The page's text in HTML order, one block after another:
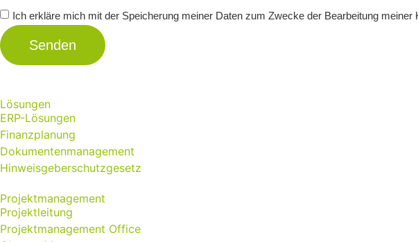
Ich erkläre mich mit der Speicherung meiner Daten zum Zwecke der Bearbeitung meiner
Senden
Lösungen
ERP-Lösungen
Finanzplanung
Dokumentenmanagement
Hinweisgeberschutzgesetz
Projektmanagement
Projektleitung
Projektmanagement Office